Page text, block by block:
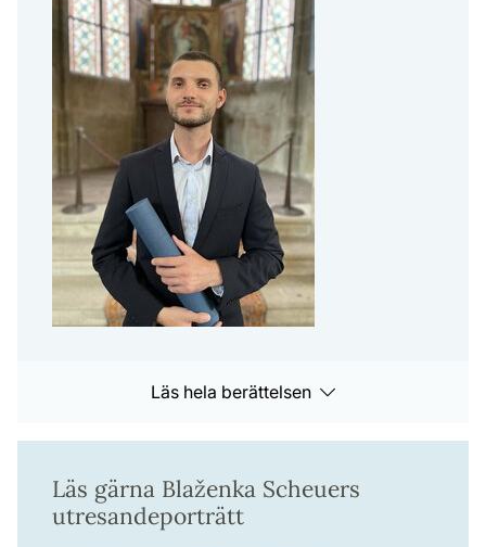
Läs hela berättelsen
Läs gärna Blaženka Scheuers
utresandeporträtt